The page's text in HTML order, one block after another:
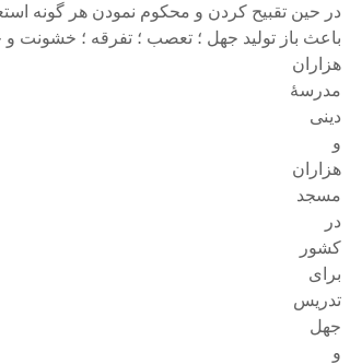
در حین تقبیح کردن و محکوم نمودن هر گونه
باعث باز تولید جهل ؛ تعصب ؛ تفرقه ؛ خشونت
هزاران
مدرسهٔ
دینی
و
هزاران
مسجد
در
کشور
برای
تدریس
جهل
و